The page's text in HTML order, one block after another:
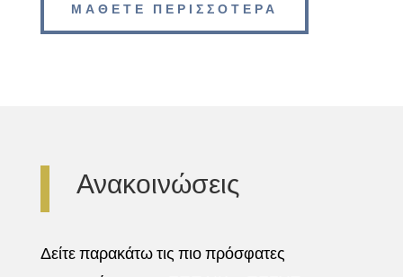
ΜΑΘΕΤΕ ΠΕΡΙΣΣΟΤΕΡΑ
Ανακοινώσεις
Δείτε παρακάτω τις πιο πρόσφατες